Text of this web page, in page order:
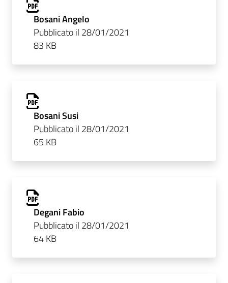
Bosani Angelo
Pubblicato il 28/01/2021
83 KB
Bosani Susi
Pubblicato il 28/01/2021
65 KB
Degani Fabio
Pubblicato il 28/01/2021
64 KB